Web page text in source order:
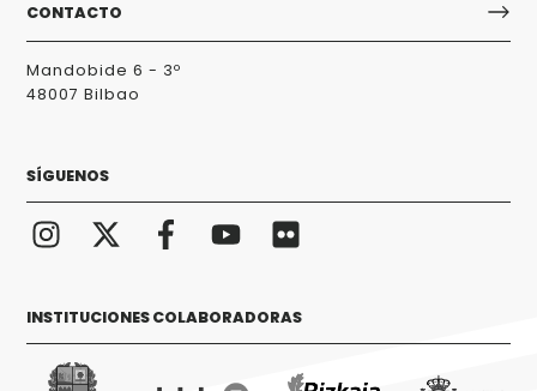
CONTACTO
Mandobide 6 - 3º
48007 Bilbao
SÍGUENOS
INSTITUCIONES COLABORADORAS